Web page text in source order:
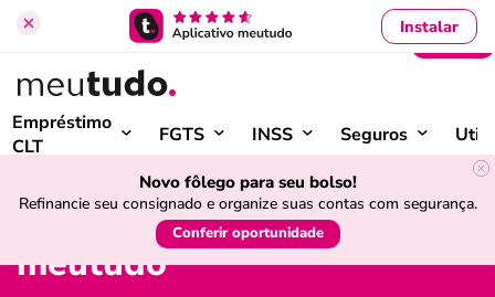
Instalar
Empréstimo
CLT
FGTS INSS Seguros
Entrar
Novo fôlego para seu bolso!
Refinancie seu consignado e organize suas contas com segurança.
Conferir oportunidade
Refinanciamento de
empréstimo consignado
meutudo